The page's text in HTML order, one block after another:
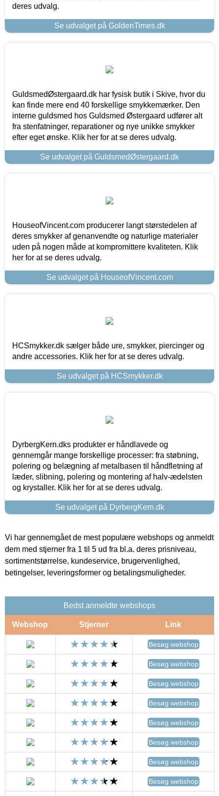
deres udvalg.
Se udvalget på GoldenTimes.dk
GuldsmedØstergaard.dk har fysisk butik i Skive, hvor du
kan finde mere end 40 forskellige smykkemærker. Den
interne guldsmed hos Guldsmed Østergaard udfører alt
fra stenfatninger, reparationer og nye unikke smykker
efter eget ønske. Klik her for at se deres udvalg.
Se udvalget på GuldsmedØstergaard.dk
HouseofVincent.com producerer langt størstedelen af
deres smykker af genanvendte og naturlige materialer
uden på nogen måde at kompromittere kvaliteten. Klik
her for at se deres udvalg.
Se udvalget på HouseofVincent.com
HCSmykker.dk sælger både ure, smykker, piercinger og
andre accessories. Klik her for at se deres udvalg.
Se udvalget på HCSmykker.dk
DyrbergKern.dks produkter er håndlavede og
gennemgår mange forskellige processer: fra støbning,
polering og belægning af metalbasen til håndfletning af
læder, slibning, polering og montering af halv-ædelsten
og krystaller. Klik her for at se deres udvalg.
Se udvalget på DyrbergKern.dk
Vi har gennemgået de mest populære webshops og anmeldt
dem med stjerner fra 1 til 5 ud fra bl.a. deres prisniveau,
sortimentstørrelse, kundeservice, brugervenlighed,
betingelser, leveringsformer og betalingsmuligheder.
Bedst anmeldte webshops
Webshop Stjerner Link
Besøg webshop
Besøg webshop
Besøg webshop
Besøg webshop
Besøg webshop
Besøg webshop
Besøg webshop
Besøg webshop